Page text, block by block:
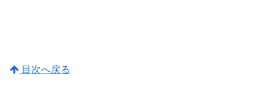
目次へ戻る